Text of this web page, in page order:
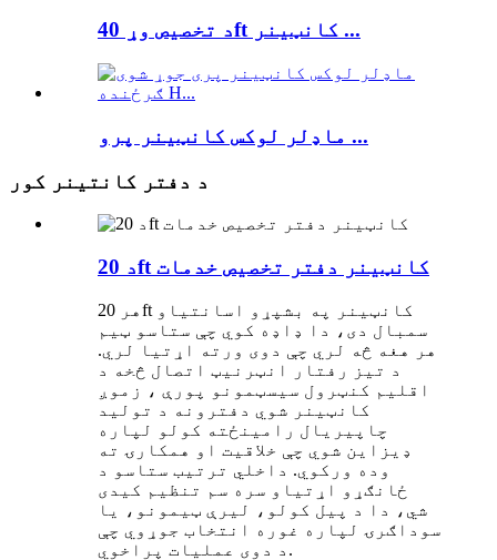
د تخصیص وړ 40ft کانټینر ...
ماډلر لوکس کانټینر پرو ...
د دفتر کانتینر کور
د 20ft کانټینر دفتر تخصیص خدمات
هر 20ft کانټینر په بشپړو اسانتیاو
سمبال دی، دا ډاډه کوي چې ستاسو ټیم
هر هغه څه لري چې دوی ورته اړتیا لري.
د تیز رفتار انټرنیټ اتصال څخه د
اقلیم کنټرول سیسټمونو پورې ، زموږ
کانټینر شوي دفترونه د تولید
چاپیریال رامینځته کولو لپاره
ډیزاین شوي چې خلاقیت او همکارۍ ته
وده ورکوي. داخلي ترتیب ستاسو د
ځانګړو اړتیاو سره سم تنظیم کیدی
شي، دا د پیل کولو، لیرې ټیمونو، یا
سوداګرۍ لپاره غوره انتخاب جوړوي چې
د دوی عملیات پراخوي.